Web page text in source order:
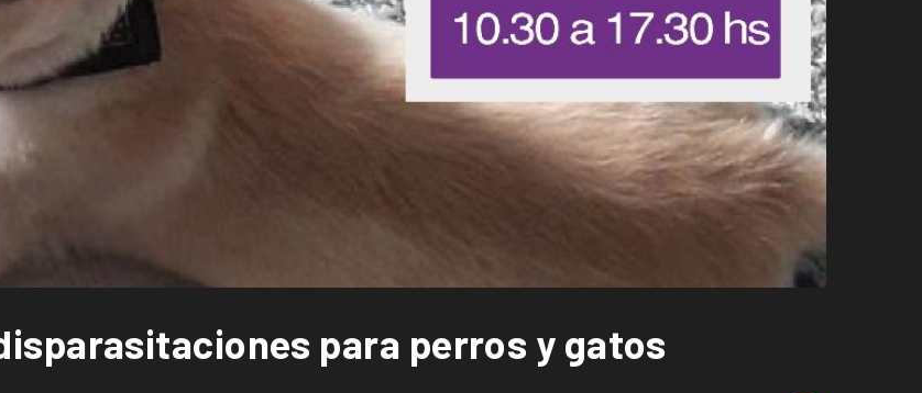
para perros y gatos